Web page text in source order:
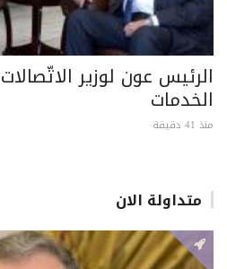
الرئيس عون لوزير
الخدمات
منذ 41 دقيقة
متداولة الان